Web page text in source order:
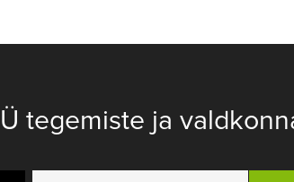
tegemiste ja